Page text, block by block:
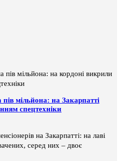
мільйона: на Закарпатті
спецтехніки